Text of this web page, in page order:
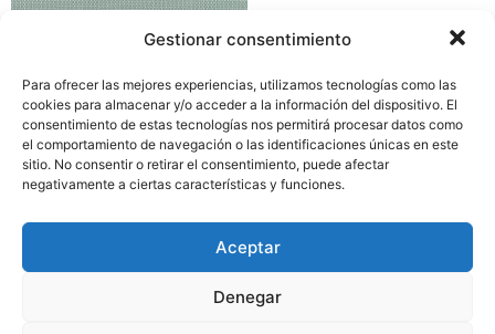
Gestionar consentimiento
Para ofrecer las mejores experiencias, utilizamos tecnologías como las
cookies para almacenar y/o acceder a la información del dispositivo. El
consentimiento de estas tecnologías nos permitirá procesar datos como
el comportamiento de navegación o las identificaciones únicas en este
sitio. No consentir o retirar el consentimiento, puede afectar
negativamente a ciertas características y funciones.
Aceptar
Denegar